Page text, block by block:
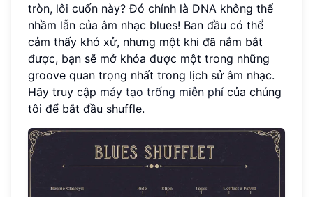
tròn, lôi cuốn này? Đó chính là DNA không thể
nhầm lẫn của âm nhạc blues! Ban đầu có thể
cảm thấy khó xử, nhưng một khi đã nắm bắt
được, bạn sẽ mở khóa được một trong những
groove quan trọng nhất trong lịch sử âm nhạc.
Hãy truy cập máy tạo trống miễn phí của chúng
tôi để bắt đầu shuffle.